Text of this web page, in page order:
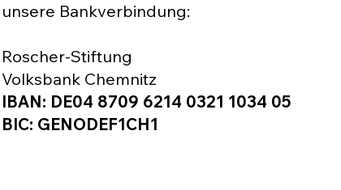
unsere Bankverbindung:
Roscher-Stiftung
Volksbank Chemnitz
IBAN: DE04 8709 6214 0321 1034 05
BIC: GENODEF1CH1​​​